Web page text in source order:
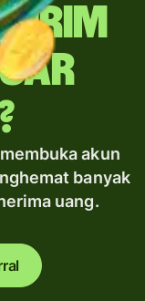
akun
banyak
uang.